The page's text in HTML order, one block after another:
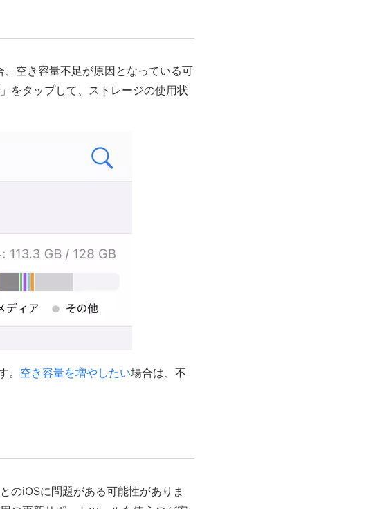
空き容量不足が原因となっている可
をタップして、ストレージの使用状
空き容量を増やしたい場合は、不
のiOSに問題がある可能性がありま